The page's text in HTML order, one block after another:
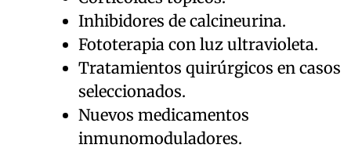
Inhibidores de calcineurina.
Fototerapia con luz ultravioleta.
Tratamientos quirúrgicos en casos
seleccionados.
Nuevos medicamentos
inmunomoduladores.